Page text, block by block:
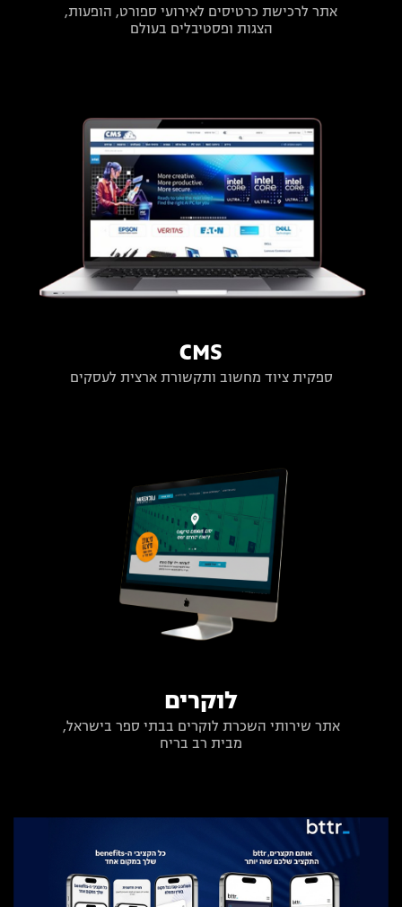
אתר לרכישת כרטיסים לאירועי ספורט, הופעות,
הצגות ופסטיבלים בעולם
CMS
ספקית ציוד מחשוב ותקשורת ארצית לעסקים
לוקרים
אתר שירותי השכרת לוקרים בבתי ספר בישראל,
מבית רב בריח